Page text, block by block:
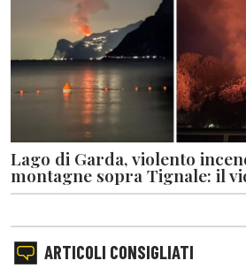
Lago di Garda, violento
montagne sopra Tignale: il
ARTICOLI CONSIGLIATI